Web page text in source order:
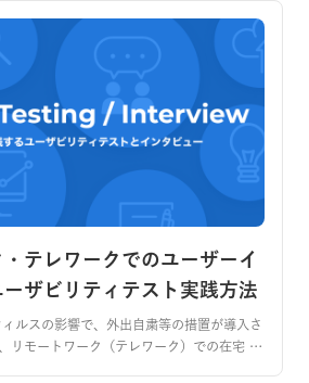
テレワークでのユーザーイ
ザビリティテスト実践方法
ルスの影響で、外出自粛等の措置が導入さ
リモートワーク（テレワーク）での在宅 …